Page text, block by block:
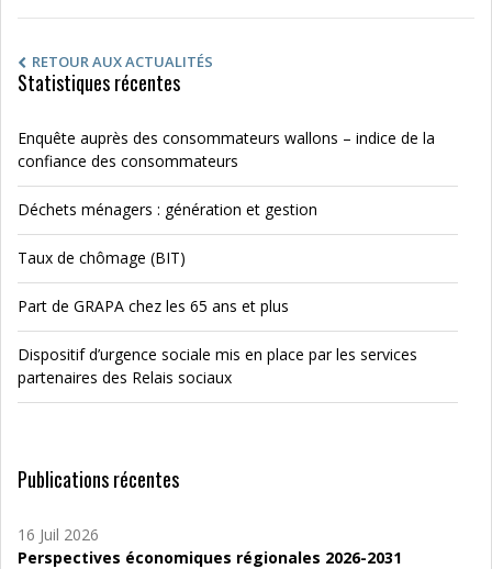
RETOUR AUX ACTUALITÉS
Statistiques récentes
Enquête auprès des consommateurs wallons – indice de la
confiance des consommateurs
Déchets ménagers : génération et gestion
Taux de chômage (BIT)
Part de GRAPA chez les 65 ans et plus
Dispositif d’urgence sociale mis en place par les services
partenaires des Relais sociaux
Publications récentes
16 Juil 2026
Perspectives économiques régionales 2026-2031